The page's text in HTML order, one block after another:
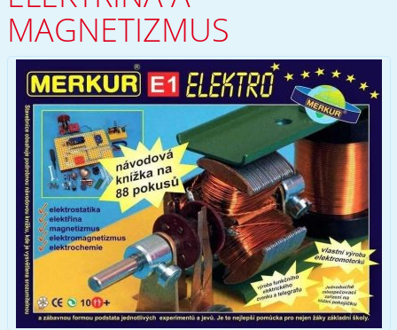
MAGNETIZMUS